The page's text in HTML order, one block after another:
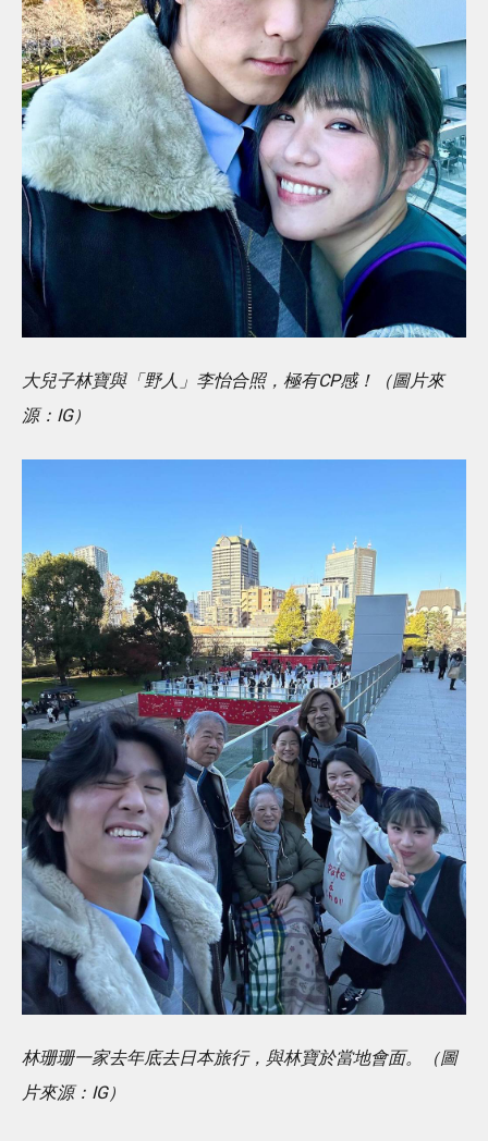
大兒子林寶與「野人」李怡合照，極有CP感！（圖片來
源：IG）
林珊珊一家去年底去日本旅行，與林寶於當地會面。（圖
片來源：IG）